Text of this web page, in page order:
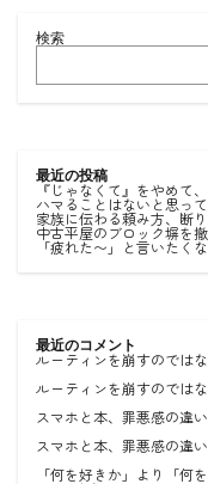
検索
最近の投稿
『じゃなくて』をやめて
ハマることはないと思っ
家族に伝わる頼み方、断
中古平屋のブロック塀を
「疲れた〜」と言いたく
最近のコメント
ルーティンを崩すのでは
ルーティンを崩すのでは
スマホと本、罪悪感の違
スマホと本、罪悪感の違
「何を好きか」より「何